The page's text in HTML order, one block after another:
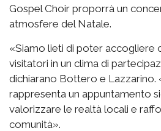
Gospel Choir proporrà un
atmosfere del Natale.
«Siamo lieti di poter accogliere
visitatori in un clima di
dichiarano Bottero e Lazzarino.
rappresenta un appuntamento
valorizzare le realtà locali e
comunità».